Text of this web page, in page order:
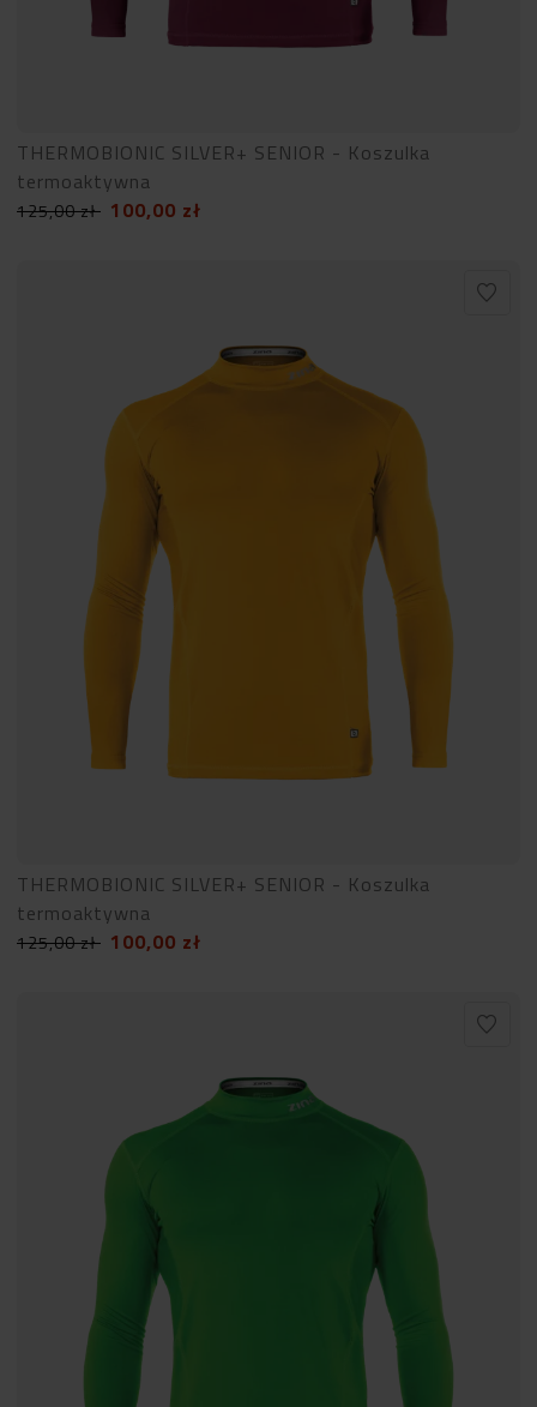
THERMOBIONIC SILVER+ SENIOR - Koszulka
termoaktywna
125,00zł 100,00 zł
THERMOBIONIC SILVER+ SENIOR - Koszulka
termoaktywna
125,00zł 100,00 zł